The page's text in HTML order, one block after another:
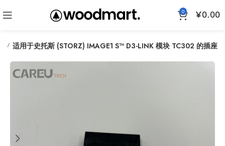
0 ¥0.00
适用于史托斯 (STORZ) IMAGE1 S™ D3-LINK 模块 TC302 的插座